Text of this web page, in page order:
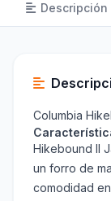
Descripción
Columbia
Hikebound II
un forro de
comodidad